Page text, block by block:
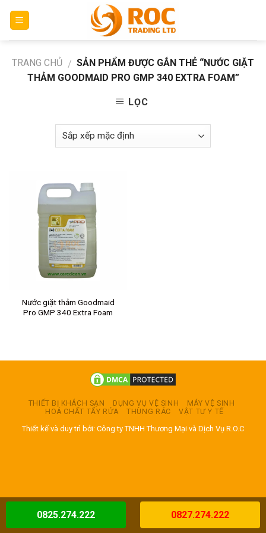
TRANG CHỦ / SẢN PHẨM ĐƯỢC GẮN THẺ “NƯỚC GIẶT
THẢM GOODMAID PRO GMP 340 EXTRA FOAM”
LỌC
Nước giặt thảm Goodmaid
Pro GMP 340 Extra Foam
THIẾT BỊ KHÁCH SẠN DỤNG VỤ VỆ SINH
MÁY VỆ SINH
HOÁ CHẤT TẨY RỬA
THÙNG RÁC VẬT TƯ Y TẾ
Thiết kế và duy trì bởi: Công ty TNHH Thương Mại và Dịch Vụ R.O.C
0825.274.222 0827.274.222